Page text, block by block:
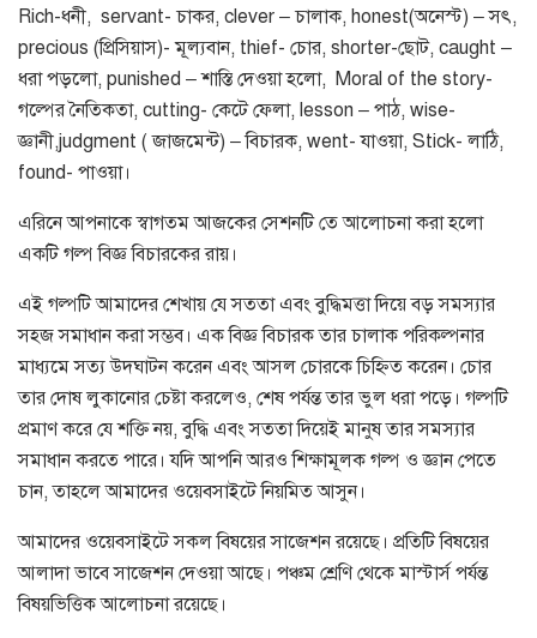
Rich-ধনী, servant- চাকর, clever – চালাক, honest(অনেস্ট) – সৎ,
precious (প্রিসিয়াস)- মূল্যবান, thief- চোর, shorter-ছোট, caught –
ধরা পড়লো, punished – শাস্তি দেওয়া হলো, Moral of the story-
গল্পের নৈতিকতা, cutting- কেটে ফেলা, lesson – পাঠ, wise-
জ্ঞানী,judgment ( জাজমেন্ট) – বিচারক, went- যাওয়া, Stick- লাঠি,
found- পাওয়া।
এরিনে আপনাকে স্বাগতম আজকের সেশনটি তে আলোচনা করা হলো
একটি গল্প বিজ্ঞ বিচারকের রায়।
এই গল্পটি আমাদের শেখায় যে সততা এবং বুদ্ধিমত্তা দিয়ে বড় সমস্যার
সহজ সমাধান করা সম্ভব। এক বিজ্ঞ বিচারক তার চালাক পরিকল্পনার
মাধ্যমে সত্য উদঘাটন করেন এবং আসল চোরকে চিহ্নিত করেন। চোর
তার দোষ লুকানোর চেষ্টা করলেও, শেষ পর্যন্ত তার ভুল ধরা পড়ে। গল্পটি
প্রমাণ করে যে শক্তি নয়, বুদ্ধি এবং সততা দিয়েই মানুষ তার সমস্যার
সমাধান করতে পারে। যদি আপনি আরও শিক্ষামূলক গল্প ও জ্ঞান পেতে
চান, তাহলে আমাদের ওয়েবসাইটে নিয়মিত আসুন।
আমাদের ওয়েবসাইটে সকল বিষয়ের সাজেশন রয়েছে। প্রতিটি বিষয়ের
আলাদা ভাবে সাজেশন দেওয়া আছে। পঞ্চম শ্রেণি থেকে মাস্টার্স পর্যন্ত
বিষয়ভিত্তিক আলোচনা রয়েছে।